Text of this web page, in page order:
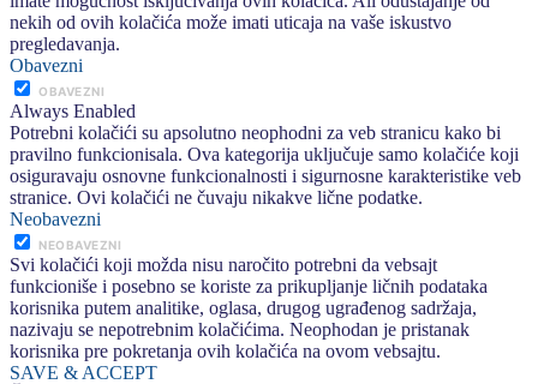
nekih od ovih kolačića može imati uticaja na vaše iskustvo
pregledavanja.
Obavezni
OBAVEZNI
Always Enabled
Potrebni kolačići su apsolutno neophodni za veb stranicu kako bi
pravilno funkcionisala. Ova kategorija uključuje samo kolačiće koji
osiguravaju osnovne funkcionalnosti i sigurnosne karakteristike veb
stranice. Ovi kolačići ne čuvaju nikakve lične podatke.
Neobavezni
NEOBAVEZNI
Svi kolačići koji možda nisu naročito potrebni da vebsajt
funkcioniše i posebno se koriste za prikupljanje ličnih podataka
korisnika putem analitike, oglasa, drugog ugrađenog sadržaja,
nazivaju se nepotrebnim kolačićima. Neophodan je pristanak
korisnika pre pokretanja ovih kolačića na ovom vebsajtu.
SAVE & ACCEPT